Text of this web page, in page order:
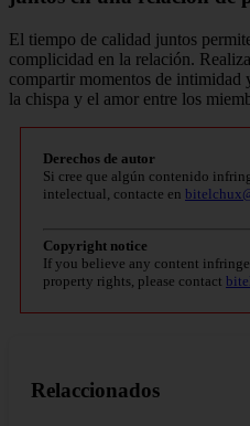
El tiempo de calidad juntos
complicidad en la relación.
compartir momentos de intimidad
la chispa y el amor entre los
Derechos de autor
Si cree que algún contenido
intelectual, contacte en
Copyright notice
If you believe any content
property rights, please contact
Relaccionados